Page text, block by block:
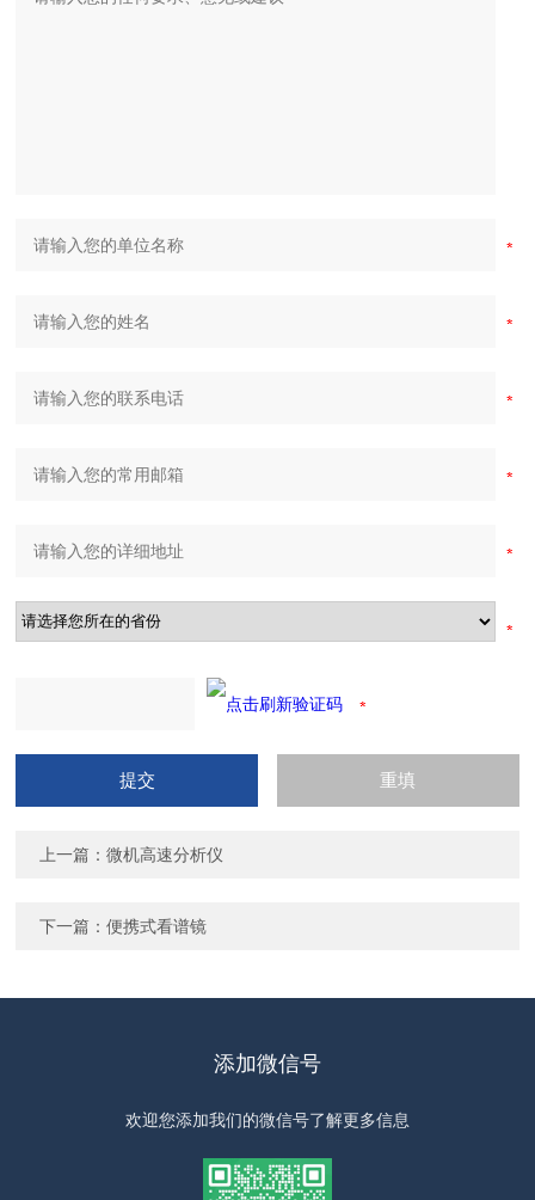
上一篇：微机高速分析仪
下一篇：便携式看谱镜
添加微信号
欢迎您添加我们的微信号了解更多信息